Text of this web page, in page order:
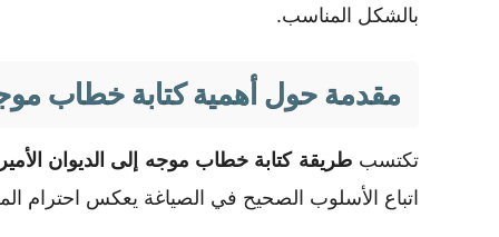
بالشكل المناسب.
مقدمة حول أهمية كتابة خطاب
تكتسبطريقة كتابة خطاب موجه إلى الديوان
اتباع الأسلوب الصحيح في الصياغة يعكس احترام